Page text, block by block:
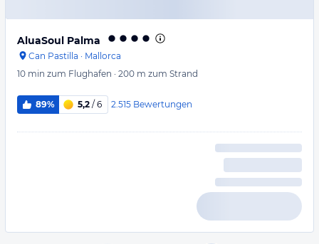
AluaSoul Palma
Can Pastilla · Mallorca
10 min zum Flughafen · 200 m zum Strand
89% 5,2 / 6 2.515 Bewertungen